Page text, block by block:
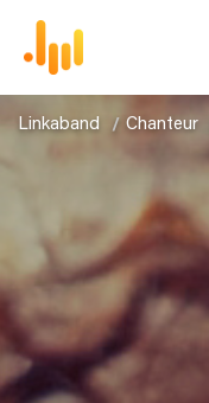
Linkaband Chanteur